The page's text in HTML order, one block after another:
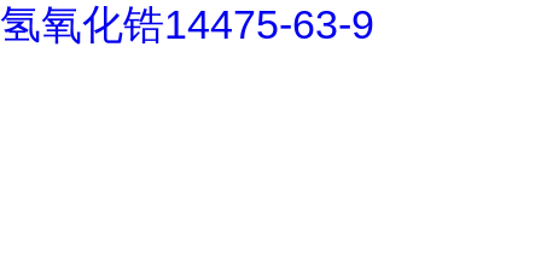
氢氧化锆14475-63-9